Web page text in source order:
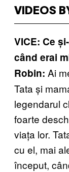
VIDEOS
VICE: Ce
când erai
Robin: Ai
Tata și
legendarul
foarte
viața lor.
cu el, mai
început,